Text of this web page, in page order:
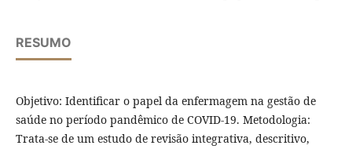
RESUMO
Objetivo: Identificar o papel da enfermagem na gestão de
saúde no período pandêmico de COVID-19. Metodologia:
Trata-se de um estudo de revisão integrativa, descritivo,